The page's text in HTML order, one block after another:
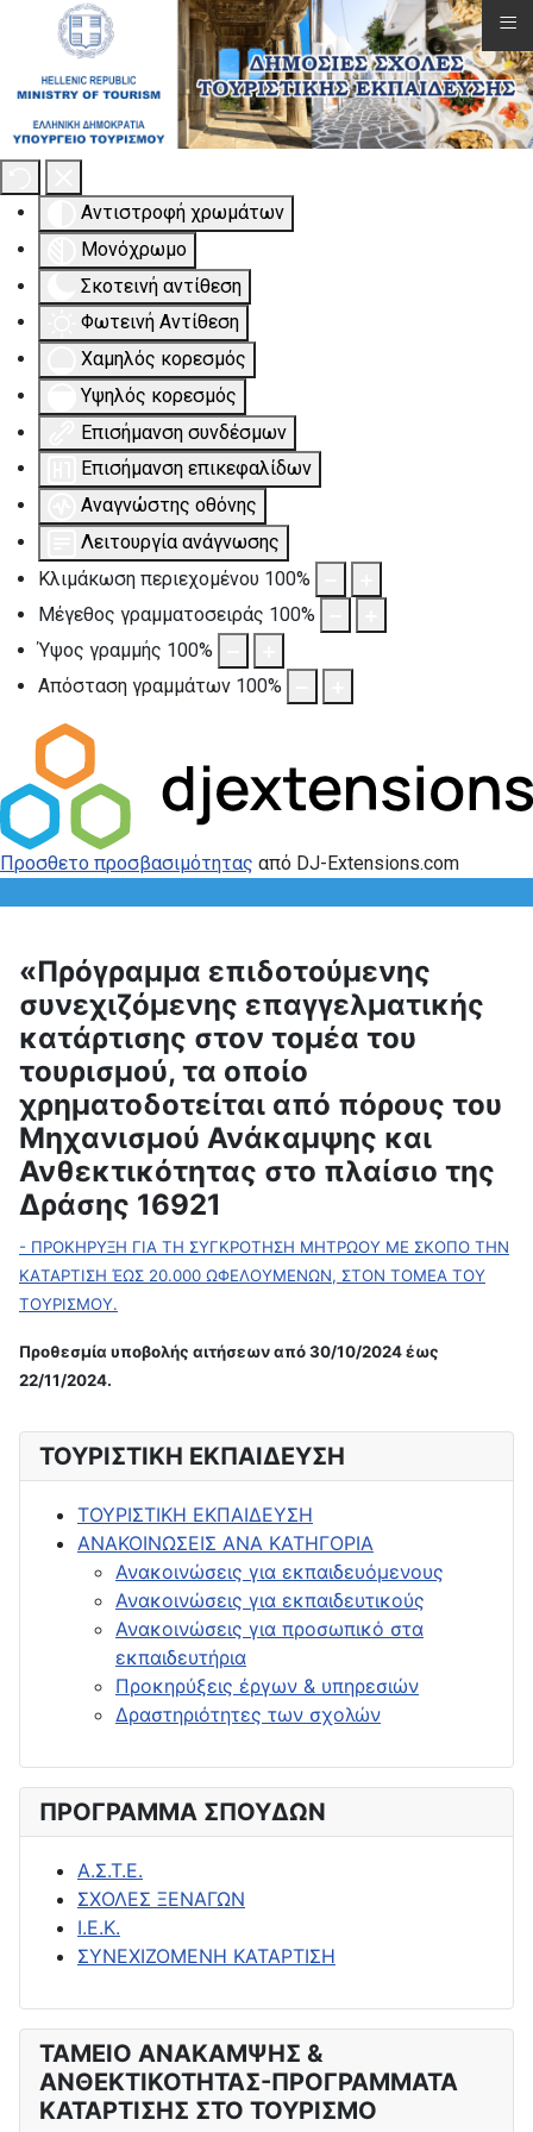
Εργαλειοθήκη Προσβασιμότητας
Αντιστροφή χρωμάτων
Μονόχρωμο
Σκοτεινή αντίθεση
Φωτεινή Αντίθεση
Χαμηλός κορεσμός
Υψηλός κορεσμός
Επισήμανση συνδέσμων
Επισήμανση επικεφαλίδων
Αναγνώστης οθόνης
Λειτουργία ανάγνωσης
Κλιμάκωση περιεχομένου 100%
Μέγεθος γραμματοσειράς 100%
Ύψος γραμμής 100%
Απόσταση γραμμάτων 100%
Προσθετο προσβασιμότητας από DJ-Extensions.com
ΤΟΥΡΙΣΤΙΚΗ ΕΚΠΑΙΔΕΥΣΗ
ΤΟΥΡΙΣΤΙΚΗ ΕΚΠΑΙΔΕΥΣΗ
ΑΝΑΚΟΙΝΩΣΕΙΣ ΑΝΑ ΚΑΤΗΓΟΡΙΑ
Ανακοινώσεις για εκπαιδευόμενους
Ανακοινώσεις για εκπαιδευτικούς
Ανακοινώσεις για προσωπικό στα
εκπαιδευτήρια
Προκηρύξεις έργων & υπηρεσιών
Δραστηριότητες των σχολών
ΠΡΟΓΡΑΜΜΑ ΣΠΟΥΔΩΝ
Α.Σ.Τ.Ε.
ΣΧΟΛΕΣ ΞΕΝΑΓΩΝ
Ι.Ε.Κ.
ΣΥΝΕΧΙΖΟΜΕΝΗ ΚΑΤΑΡΤΙΣΗ
ΤΑΜΕΙΟ ΑΝΑΚΑΜΨΗΣ &
ΑΝΘΕΚΤΙΚΟΤΗΤΑΣ-ΠΡΟΓΡΑΜΜΑΤΑ
ΚΑΤΑΡΤΙΣΗΣ ΣΤΟ ΤΟΥΡΙΣΜΟ
«Πρόγραμμα επιδοτούμενης
συνεχιζόμενης επαγγελματικής
κατάρτισης στον τομέα του
τουρισμού, τα οποίο
χρηματοδοτείται από πόρους του
Μηχανισμού Ανάκαμψης και
Ανθεκτικότητας στο πλαίσιο της
Δράσης 16921
- ΠΡΟΚΗΡΥΞΗ ΓΙΑ ΤΗ ΣΥΓΚΡΟΤΗΣΗ ΜΗΤΡΩΟΥ ΜΕ ΣΚΟΠΟ ΤΗN
KAΤΑΡΤΙΣΗ ΈΩΣ 20.000 ΩΦΕΛΟΥΜΕΝΩΝ, ΣΤΟΝ ΤΟΜΕΑ ΤΟΥ
ΤΟΥΡΙΣΜΟΥ.
Προθεσμία υποβολής αιτήσεων από 30/10/2024 έως
22/11/2024.
≡